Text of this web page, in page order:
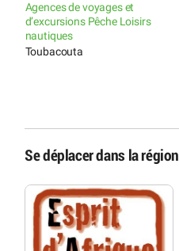
Agences de voyages et
d’excursions Pêche Loisirs
nautiques
Toubacouta
Se déplacer dans la région